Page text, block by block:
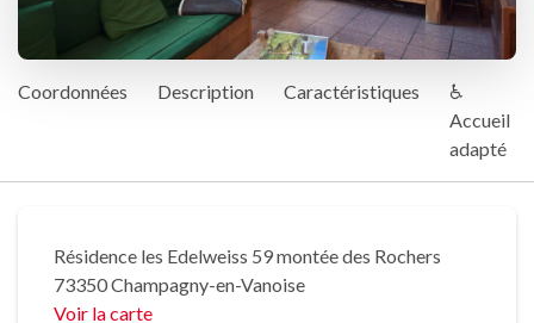
Coordonnées Description Caractéristiques
♿
Accueil
adapté
Résidence les Edelweiss 59 montée des Rochers
73350 Champagny-en-Vanoise
Voir la carte